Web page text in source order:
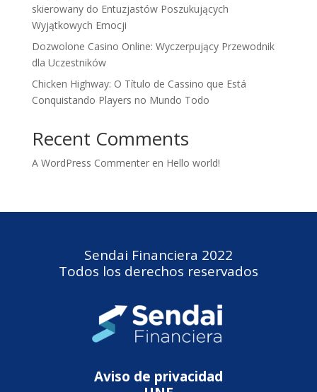
skierowany do Entuzjastów Poszukujących
Wyjątkowych Emocji
Dozwolone Casino Online: Wyczerpujący Przewodnik
dla Uczestników
Chicken Highway: O Título de Cassino que Está
Conquistando Players no Mundo Todo
Recent Comments
A WordPress Commenteren Hello world!
Sendai Financiera 2022
Todos los derechos reservados
Aviso de privacidad